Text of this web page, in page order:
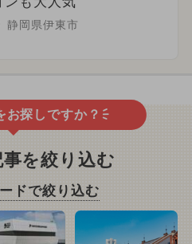
静岡県伊東市
お探しですか？
を絞り込む
ドで絞り込む